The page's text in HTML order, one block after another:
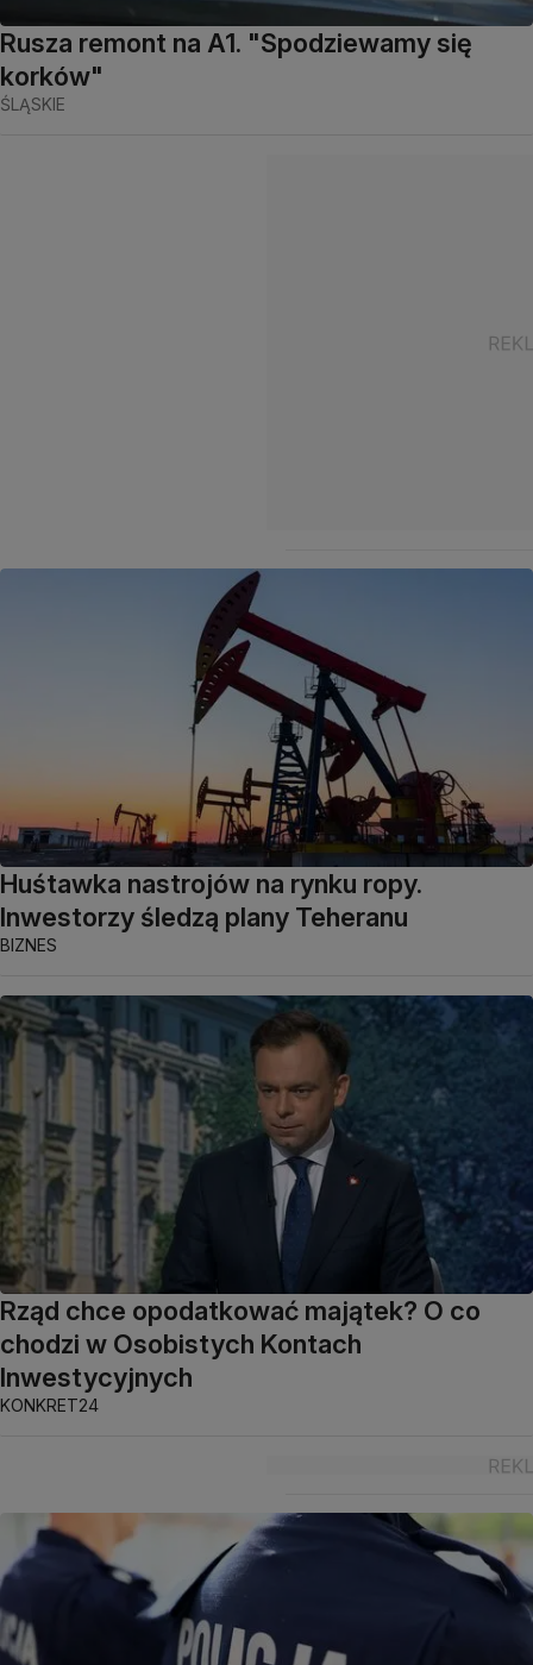
Rusza remont na A1. "Spodziewamy się
korków"
ŚLĄSKIE
Huśtawka nastrojów na rynku ropy.
Inwestorzy śledzą plany Teheranu
BIZNES
Rząd chce opodatkować majątek? O co
chodzi w Osobistych Kontach
Inwestycyjnych
KONKRET24